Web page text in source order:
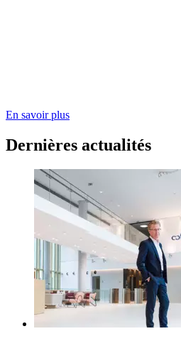
En savoir plus
Dernières actualités